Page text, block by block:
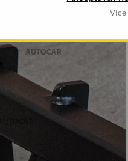
Více